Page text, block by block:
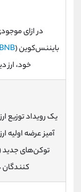
در ازای
بایننس‌کوین (BNB
خود، ارز
یک رویداد توزیع
آمیز عرضه اولیه
توکن‌های جدید